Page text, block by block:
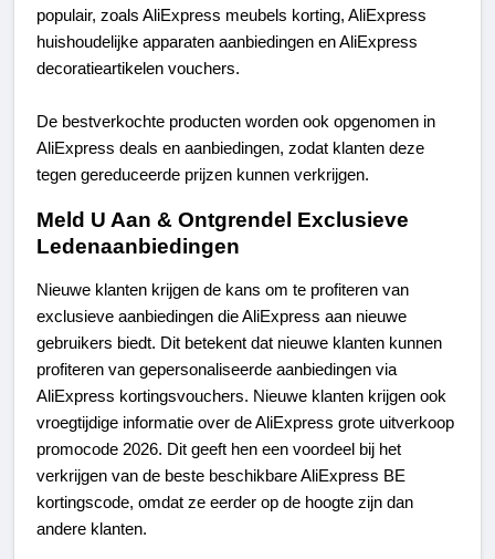
populair, zoals AliExpress meubels korting, AliExpress
huishoudelijke apparaten aanbiedingen en AliExpress
decoratieartikelen vouchers.
De bestverkochte producten worden ook opgenomen in
AliExpress deals en aanbiedingen, zodat klanten deze
tegen gereduceerde prijzen kunnen verkrijgen.
Meld U Aan & Ontgrendel Exclusieve
Ledenaanbiedingen
Nieuwe klanten krijgen de kans om te profiteren van
exclusieve aanbiedingen die AliExpress aan nieuwe
gebruikers biedt. Dit betekent dat nieuwe klanten kunnen
profiteren van gepersonaliseerde aanbiedingen via
AliExpress kortingsvouchers. Nieuwe klanten krijgen ook
vroegtijdige informatie over de AliExpress grote uitverkoop
promocode 2026. Dit geeft hen een voordeel bij het
verkrijgen van de beste beschikbare AliExpress BE
kortingscode, omdat ze eerder op de hoogte zijn dan
andere klanten.